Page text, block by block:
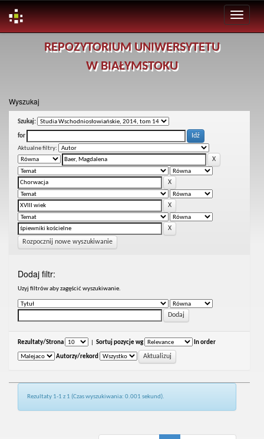
REPOZYTORIUM UNIWERSYTETU
W BIAŁYMSTOKU
Wyszukaj
Szukaj:
for
Aktualne filtry:
Rozpocznij nowe wyszukiwanie
Dodaj filtr:
Uzyj filtrów aby zagęścić wyszukiwanie.
Rezultaty/Strona Sortuj pozycje wg In order
Autorzy/rekord
Rezultaty 1-1 z 1 (Czas wyszukiwania: 0.001 sekund).